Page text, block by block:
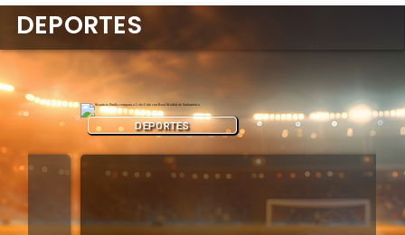
DEPORTES
DEPORTES